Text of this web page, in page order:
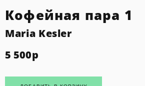
Кофейная пара 1
Maria Kesler
5 500р